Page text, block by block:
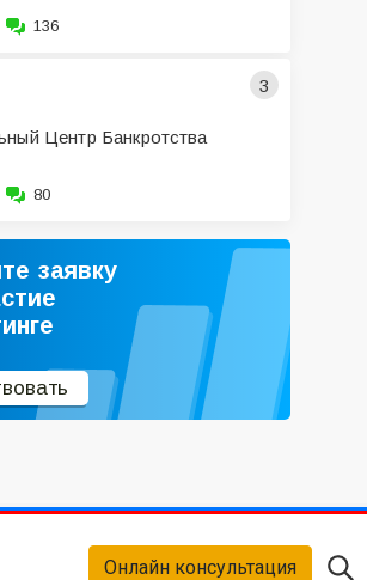
136
3
Центр Банкротства
80
заявку
Онлайн консультация